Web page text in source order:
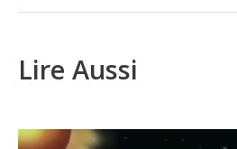
Lire Aussi